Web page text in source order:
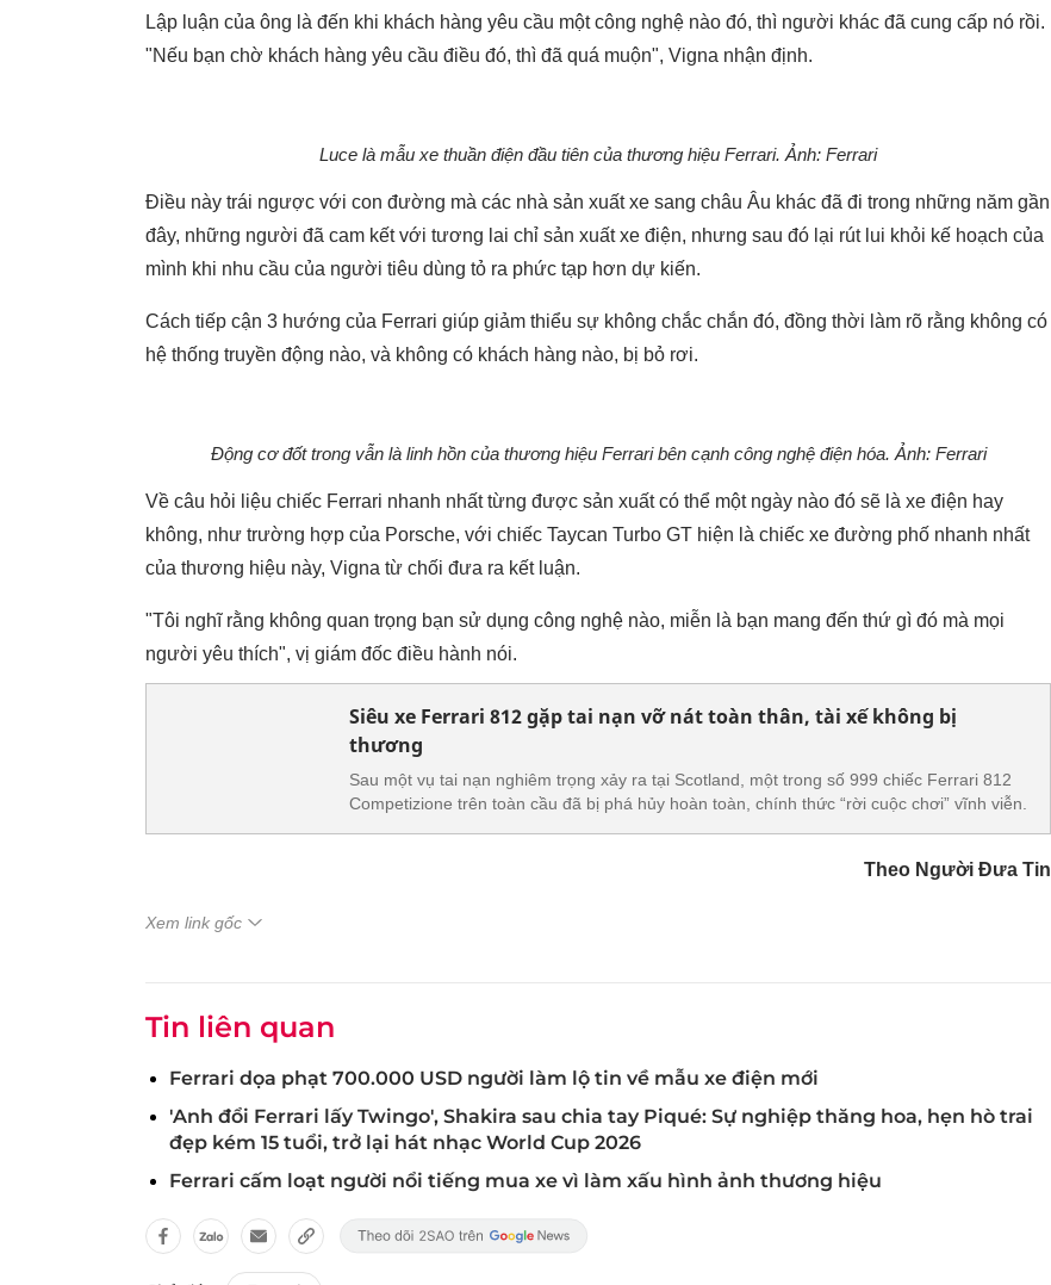
Lập luận của ông là đến khi khách hàng yêu cầu một công nghệ nào đó, thì người khác đã cung cấp nó rồi.
"Nếu bạn chờ khách hàng yêu cầu điều đó, thì đã quá muộn", Vigna nhận định.
Luce là mẫu xe thuần điện đầu tiên của thương hiệu Ferrari. Ảnh: Ferrari
Điều này trái ngược với con đường mà các nhà sản xuất xe sang châu Âu khác đã đi trong những năm gần
đây, những người đã cam kết với tương lai chỉ sản xuất xe điện, nhưng sau đó lại rút lui khỏi kế hoạch của
mình khi nhu cầu của người tiêu dùng tỏ ra phức tạp hơn dự kiến.
Cách tiếp cận 3 hướng của Ferrari giúp giảm thiểu sự không chắc chắn đó, đồng thời làm rõ rằng không có
hệ thống truyền động nào, và không có khách hàng nào, bị bỏ rơi.
Động cơ đốt trong vẫn là linh hồn của thương hiệu Ferrari bên cạnh công nghệ điện hóa. Ảnh: Ferrari
Về câu hỏi liệu chiếc Ferrari nhanh nhất từng được sản xuất có thể một ngày nào đó sẽ là xe điện hay
không, như trường hợp của Porsche, với chiếc Taycan Turbo GT hiện là chiếc xe đường phố nhanh nhất
của thương hiệu này, Vigna từ chối đưa ra kết luận.
"Tôi nghĩ rằng không quan trọng bạn sử dụng công nghệ nào, miễn là bạn mang đến thứ gì đó mà mọi
người yêu thích", vị giám đốc điều hành nói.
Siêu xe Ferrari 812 gặp tai nạn vỡ nát toàn thân, tài xế không bị
thương
Sau một vụ tai nạn nghiêm trọng xảy ra tại Scotland, một trong số 999 chiếc Ferrari 812
Competizione trên toàn cầu đã bị phá hủy hoàn toàn, chính thức “rời cuộc chơi” vĩnh viễn.
Theo Người Đưa Tin
Xem link gốc
Tin liên quan
Ferrari dọa phạt 700.000 USD người làm lộ tin về mẫu xe điện mới
'Anh đổi Ferrari lấy Twingo', Shakira sau chia tay Piqué: Sự nghiệp thăng hoa, hẹn hò trai
đẹp kém 15 tuổi, trở lại hát nhạc World Cup 2026
Ferrari cấm loạt người nổi tiếng mua xe vì làm xấu hình ảnh thương hiệu